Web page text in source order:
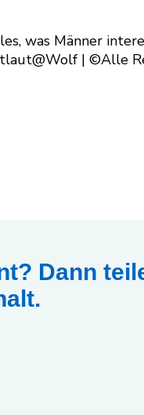
was Männer
| ©Alle
Dann